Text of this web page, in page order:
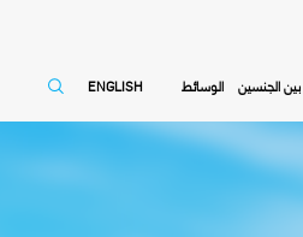
بين الجنسين الوسائط ENGLISH